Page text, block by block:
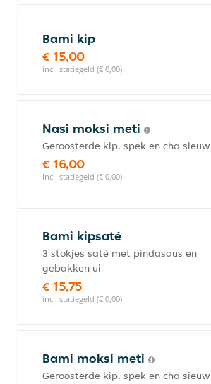
Bami kip
€ 15,00
incl. statiegeld (€ 0,00)
Nasi moksi meti
Geroosterde kip, spek en cha sieuw
€ 16,00
incl. statiegeld (€ 0,00)
Bami kipsaté
3 stokjes saté met pindasaus en
gebakken ui
€ 15,75
incl. statiegeld (€ 0,00)
Bami moksi meti
Geroosterde kip, spek en cha sieuw